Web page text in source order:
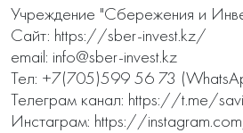
Учреждение "Сбережения и
Сайт: https://sber-invest.kz/
email: info@sber-invest.kz
Тел: +7(705)599 56 73
Телеграм канал: https://t.me/
Инстаграм: https://